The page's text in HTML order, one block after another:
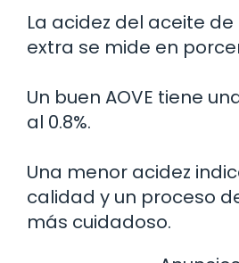
La acidez del aceite
extra se mide en
Un buen AOVE tiene
al 0.8%.
Una menor acidez
calidad y un proceso
más cuidadoso.